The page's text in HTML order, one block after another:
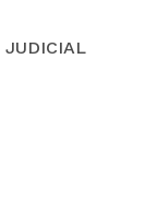
JUDICIAL